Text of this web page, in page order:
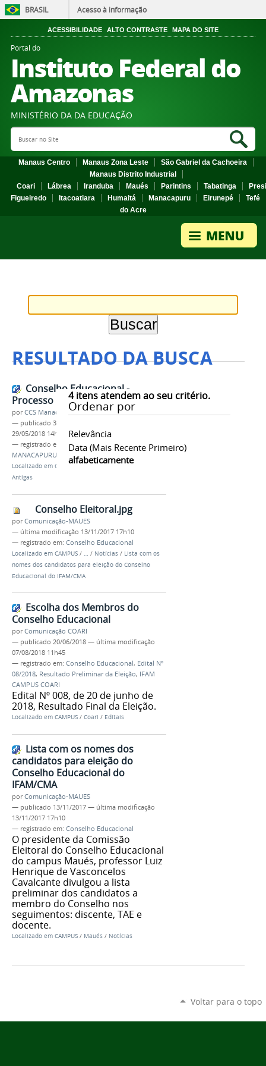
BRASIL Acesso à informação
ACESSIBILIDADE ALTO CONTRASTE MAPA DO SITE
Portal do
Instituto Federal do
Amazonas
MINISTÉRIO DA DA EDUCAÇÃO
Search Site
Manaus Centro Manaus Zona Leste
São Gabriel da Cachoeira
Manaus Distrito Industrial
Coari
Lábrea Iranduba Maués Parintins Tabatinga
Figueiredo
Itacoatiara Humaitá Manacapuru Eirunepé
Tefé
do Acre
RESULTADO DA BUSCA
4itens atendem ao seu critério.
Ordenar por
Relevância
Data (mais Recente Primeiro)
alfabeticamente
Conselho Educacional -
Processo Eleitoral
porCCS Manacaouru
— publicado 30/04/2018
29/05/2018 14h43
— registrado em:
IFAM CAMPUS AVANÇADO
MANACAPURU
Conselho Educacional
Localizado em CAMPUS /…/Notícias /Notícias
Antigas
Conselho Eleitoral.jpg
porComunicação-MAUES
— última modificação 13/11/2017 17h10
— registrado em: Conselho Educacional
Localizado em CAMPUS / / Notícias / Lista com os
nomes dos candidatos para eleição do Conselho
Educacional do IFAM/CMA
Escolha dos Membros do
Conselho Educacional
porComunicação COARI
— publicado 20/06/2018 — última modificação
07/08/2018 11h45
— registrado em: Conselho Educacional, Edital Nº
08/2018, Resultado Preliminar da Eleição, IFAM
CAMPUS COARI
Edital Nº 008, de 20 de junho de
2018, Resultado Final da Eleição.
Localizado em CAMPUS / Coari / Editais
Lista com os nomes dos
candidatos para eleição do
Conselho Educacional do
IFAM/CMA
porComunicação-MAUES
— publicado 13/11/2017 — última modificação
13/11/2017 17h10
— registrado em: Conselho Educacional
O presidente da Comissão
Eleitoral do Conselho Educacional
do campus Maués, professor Luiz
Henrique de Vasconcelos
Cavalcante divulgou a lista
preliminar dos candidatos a
membro do Conselho nos
seguimentos: discente, TAE e
docente.
Localizado em CAMPUS / Maués / Notícias
Voltar para o topo